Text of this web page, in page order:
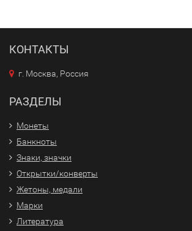
КОНТАКТЫ
г. Москва, Россия
РАЗДЕЛЫ
Монеты
Банкноты
Знаки, значки
Открытки/конверты
Жетоны, медали
Марки
Литература